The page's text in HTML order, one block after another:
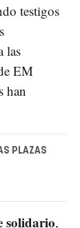
testigos
las
EM
han
PLAZAS
solidario,